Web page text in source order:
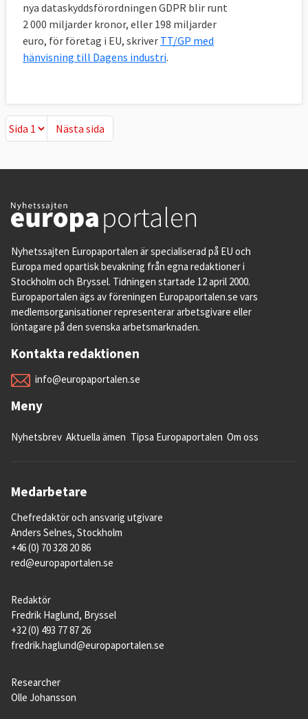
nya dataskyddsförordningen GDPR blir runt
2 000 miljarder kronor, eller 198 miljarder
euro, för företag i EU, skriver TT/GP med
hänvisning till Dagens industri.
Nästa sida
Nästa sida
Nyhetssajten Europaportalen är specialiserad på EU och
Europa med opartisk bevakning från egna redaktioner i
Stockholm och Bryssel. Tidningen startade 12 april 2000.
Europaportalen ägs av föreningen Europaportalen.se vars
medlemsorganisationer representerar arbetsgivare eller
löntagare på den svenska arbetsmarknaden.
Kontakta redaktionen
info@europaportalen.se
Meny
Nyhetsbrev Aktuella ämen Tipsa Europaportalen Om oss
Medarbetare
Chefredaktör och ansvarig utgivare
Anders Selnes, Stockholm
+46 (0) 70 328 20 86
red@europaportalen.se
Redaktör
Fredrik Haglund, Bryssel
+32 (0) 493 77 87 26
fredrik.haglund@europaportalen.se
Researcher
Olle Johansson